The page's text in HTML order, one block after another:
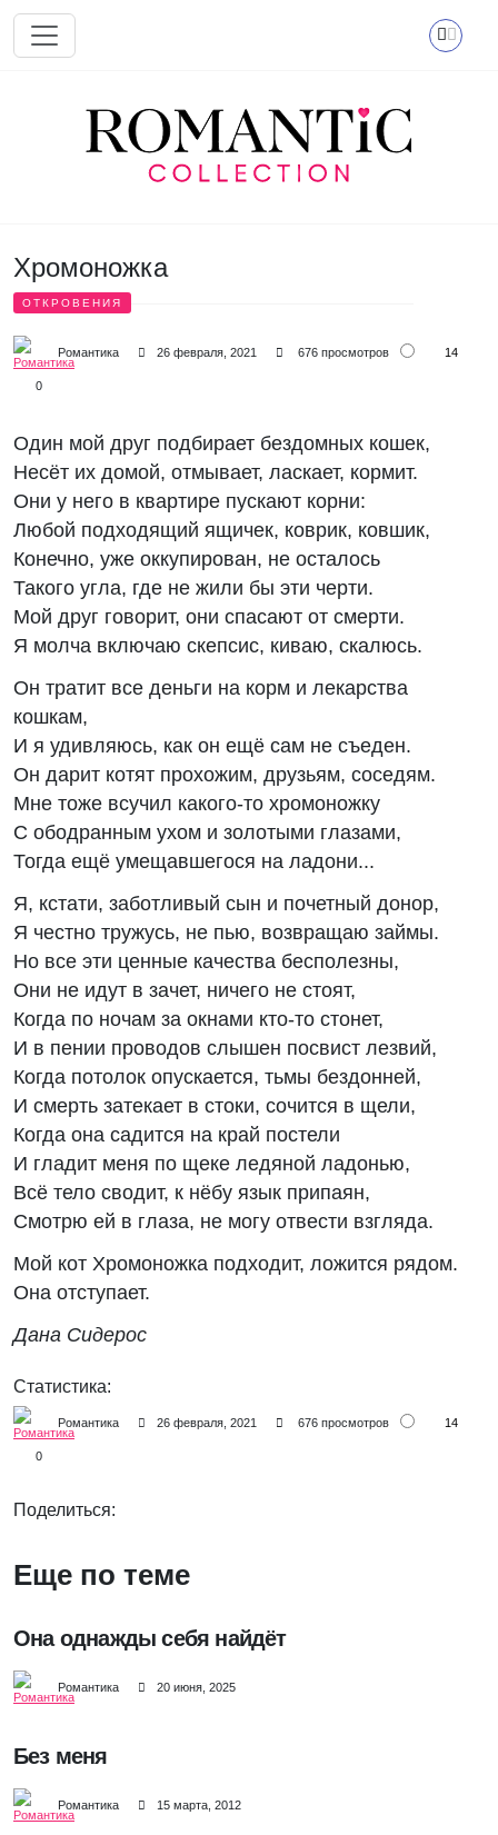
Перейти к основному содержанию
Хромоножка
ОТКРОВЕНИЯ
Романтика 26 февраля, 2021 676 просмотров 14
0
Один мой друг подбирает бездомных кошек,
Несёт их домой, отмывает, ласкает, кормит.
Они у него в квартире пускают корни:
Любой подходящий ящичек, коврик, ковшик,
Конечно, уже оккупирован, не осталось
Такого угла, где не жили бы эти черти.
Мой друг говорит, они спасают от смерти.
Я молча включаю скепсис, киваю, скалюсь.
Он тратит все деньги на корм и лекарства
кошкам,
И я удивляюсь, как он ещё сам не съеден.
Он дарит котят прохожим, друзьям, соседям.
Мне тоже всучил какого-то хромоножку
С ободранным ухом и золотыми глазами,
Тогда ещё умещавшегося на ладони...
Я, кстати, заботливый сын и почетный донор,
Я честно тружусь, не пью, возвращаю займы.
Но все эти ценные качества бесполезны,
Они не идут в зачет, ничего не стоят,
Когда по ночам за окнами кто-то стонет,
И в пении проводов слышен посвист лезвий,
Когда потолок опускается, тьмы бездонней,
И смерть затекает в стоки, сочится в щели,
Когда она садится на край постели
И гладит меня по щеке ледяной ладонью,
Всё тело сводит, к нёбу язык припаян,
Смотрю ей в глаза, не могу отвести взгляда.
Мой кот Хромоножка подходит, ложится рядом.
Она отступает.
Дана Сидерос
Статистика:
Романтика 26 февраля, 2021 676 просмотров 14
0
Поделиться:
Еще по теме
Она однажды себя найдёт
Романтика 20 июня, 2025
Без меня
Романтика 15 марта, 2012